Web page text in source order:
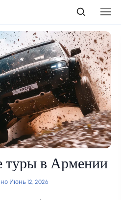
туры в Армении
Июнь 12, 2026